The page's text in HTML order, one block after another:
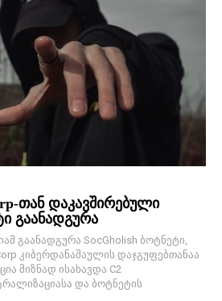
თან დაკავშირებული
გაანადგურა
გაანადგურა SocGholish ბოტნეტი,
კიბერდანაშაულის დაჯგუფებთანაა
მიზნად ისახავდა C2
და ბოტნეტის